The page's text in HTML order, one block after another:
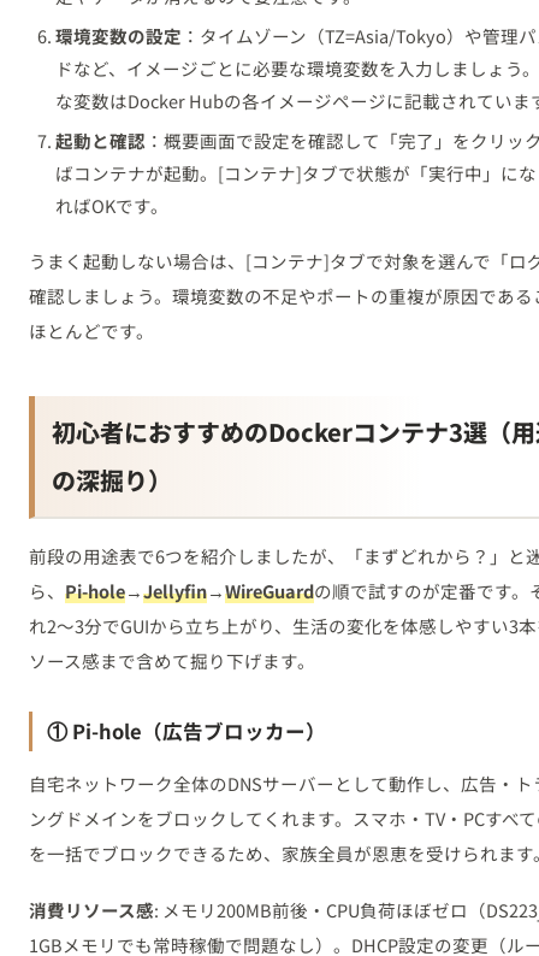
環境変数の設定 ：タイムゾーン（TZ=Asia/Tokyo）や管理
ドなど、イメージごとに必要な環境変数を入力しましょう
な変数はDocker Hubの各イメージページに記載されていま
起動と確認 ：概要画面で設定を確認して「完了」をクリッ
ばコンテナが起動。[コンテナ]タブで状態が「実行中」に
ればOKです。
うまく起動しない場合は、[コンテナ]タブで対象を選んで「ロ
確認しましょう。環境変数の不足やポートの重複が原因である
ほとんどです。
初心者におすすめのDockerコンテナ3選（
の深掘り）
前段の用途表で6つを紹介しましたが、「まずどれから？」と
ら、 Pi-hole→Jellyfin→WireGuardの順で試すのが定番です。
れ2〜3分でGUIから立ち上がり、生活の変化を体感しやすい3
ソース感まで含めて掘り下げます。
① Pi-hole（広告ブロッカー）
自宅ネットワーク全体のDNSサーバーとして動作し、広告・ト
ングドメインをブロックしてくれます。スマホ・TV・PCすべ
を一括でブロックできるため、家族全員が恩恵を受けられます
消費リソース感: メモリ200MB前後・CPU負荷ほぼゼロ（
1GBメモリでも常時稼働で問題なし）。DHCP設定の変更（ル